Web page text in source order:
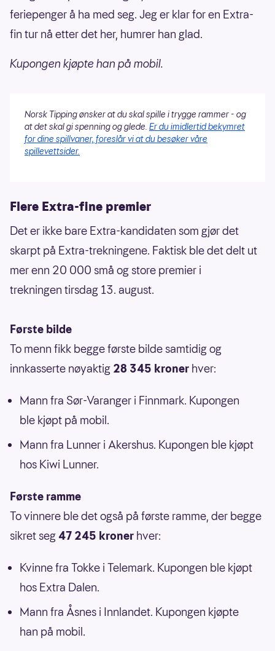
feriepenger å ha med seg. Jeg er klar for en Extra-
fin tur nå etter det her, humrer han glad.
Kupongen kjøpte han på mobil.
Norsk Tipping ønsker at du skal spille i trygge rammer - og
at det skal gi spenning og glede. Er du imidlertid bekymret
for dine spillvaner, foreslår vi at du besøker våre
spillevettsider.
Flere Extra-fine premier
Det er ikke bare Extra-kandidaten som gjør det
skarpt på Extra-trekningene. Faktisk ble det delt ut
mer enn 20 000 små og store premier i
trekningen tirsdag 13. august.
Første bilde
To menn fikk begge første bilde samtidig og
innkasserte nøyaktig 28 345 kroner hver:
Mann fra Sør-Varanger i Finnmark. Kupongen
ble kjøpt på mobil.
Mann fra Lunner i Akershus. Kupongen ble kjøpt
hos Kiwi Lunner.
Første ramme
To vinnere ble det også på første ramme, der begge
sikret seg 47 245 kroner hver:
Kvinne fra Tokke i Telemark. Kupongen ble kjøpt
hos Extra Dalen.
Mann fra Åsnes i Innlandet. Kupongen kjøpte
han på mobil.